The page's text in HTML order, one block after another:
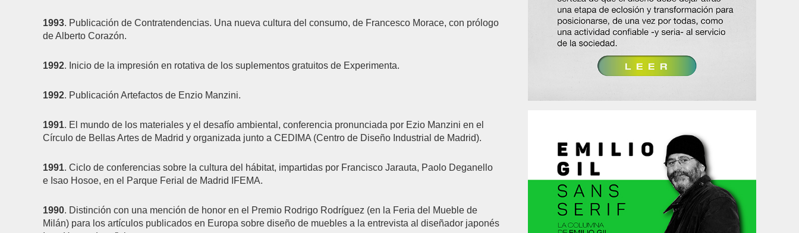
1993. Publicación de Contratendencias. Una nueva cultura del consumo, de Francesco Morace, con prólogo
de Alberto Corazón.
1992. Inicio de la impresión en rotativa de los suplementos gratuitos de Experimenta.
1992. Publicación Artefactos de Enzio Manzini.
1991. El mundo de los materiales y el desafío ambiental, conferencia pronunciada por Ezio Manzini en el
Círculo de Bellas Artes de Madrid y organizada junto a CEDIMA (Centro de Diseño Industrial de Madrid).
1991. Ciclo de conferencias sobre la cultura del hábitat, impartidas por Francisco Jarauta, Paolo Deganello
e Isao Hosoe, en el Parque Ferial de Madrid IFEMA.
1990. Distinción con una mención de honor en el Premio Rodrigo Rodríguez (en la Feria del Mueble de
Milán) para los artículos publicados en Europa sobre diseño de muebles a la entrevista al diseñador japonés